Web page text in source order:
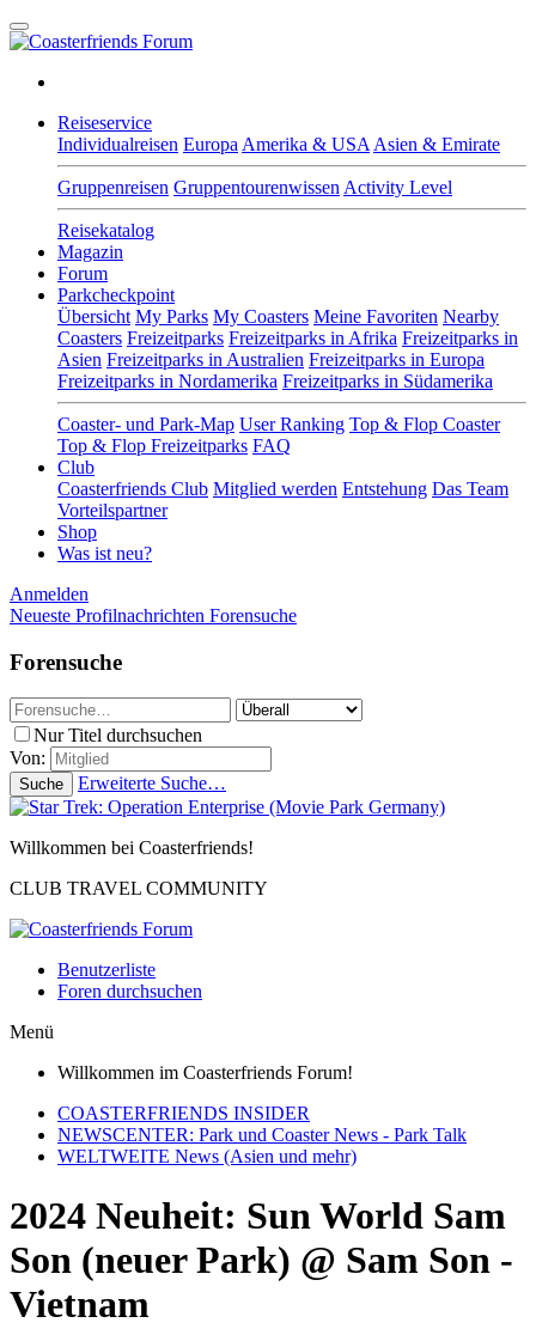
Reiseservice
Individualreisen Europa Amerika & USA Asien & Emirate
Gruppenreisen Gruppentourenwissen Activity Level
Reisekatalog
Magazin
Forum
Parkcheckpoint
Übersicht My Parks My Coasters Meine Favoriten Nearby
Coasters Freizeitparks Freizeitparks in Afrika Freizeitparks in
Asien Freizeitparks in Australien Freizeitparks in Europa
Freizeitparks in Nordamerika Freizeitparks in Südamerika
Coaster- und Park-Map User Ranking Top & Flop Coaster
Top & Flop Freizeitparks FAQ
Club
Coasterfriends Club Mitglied werden Entstehung Das Team
Vorteilspartner
Shop
Was ist neu?
Anmelden
Neueste Profilnachrichten Forensuche
Forensuche
Nur Titel durchsuchen
Von:
Suche Erweiterte Suche…
Willkommen bei Coasterfriends!
CLUB TRAVEL COMMUNITY
Benutzerliste
Foren durchsuchen
Menü
Willkommen im Coasterfriends Forum!
COASTERFRIENDS INSIDER
NEWSCENTER: Park und Coaster News - Park Talk
WELTWEITE News (Asien und mehr)
2024 Neuheit: Sun World Sam
Son (neuer Park) @ Sam Son -
Vietnam